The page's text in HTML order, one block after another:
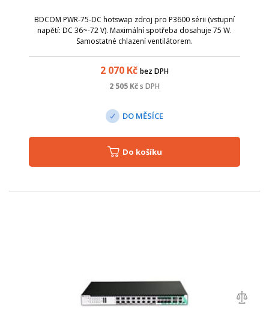
BDCOM PWR-75-DC hotswap zdroj pro P3600 sérii (vstupní
napětí: DC 36~-72 V). Maximální spotřeba dosahuje 75 W.
Samostatné chlazení ventilátorem.
2 070 Kč bez DPH
2 505 Kčs DPH
DO MĚSÍCE
Do košíku